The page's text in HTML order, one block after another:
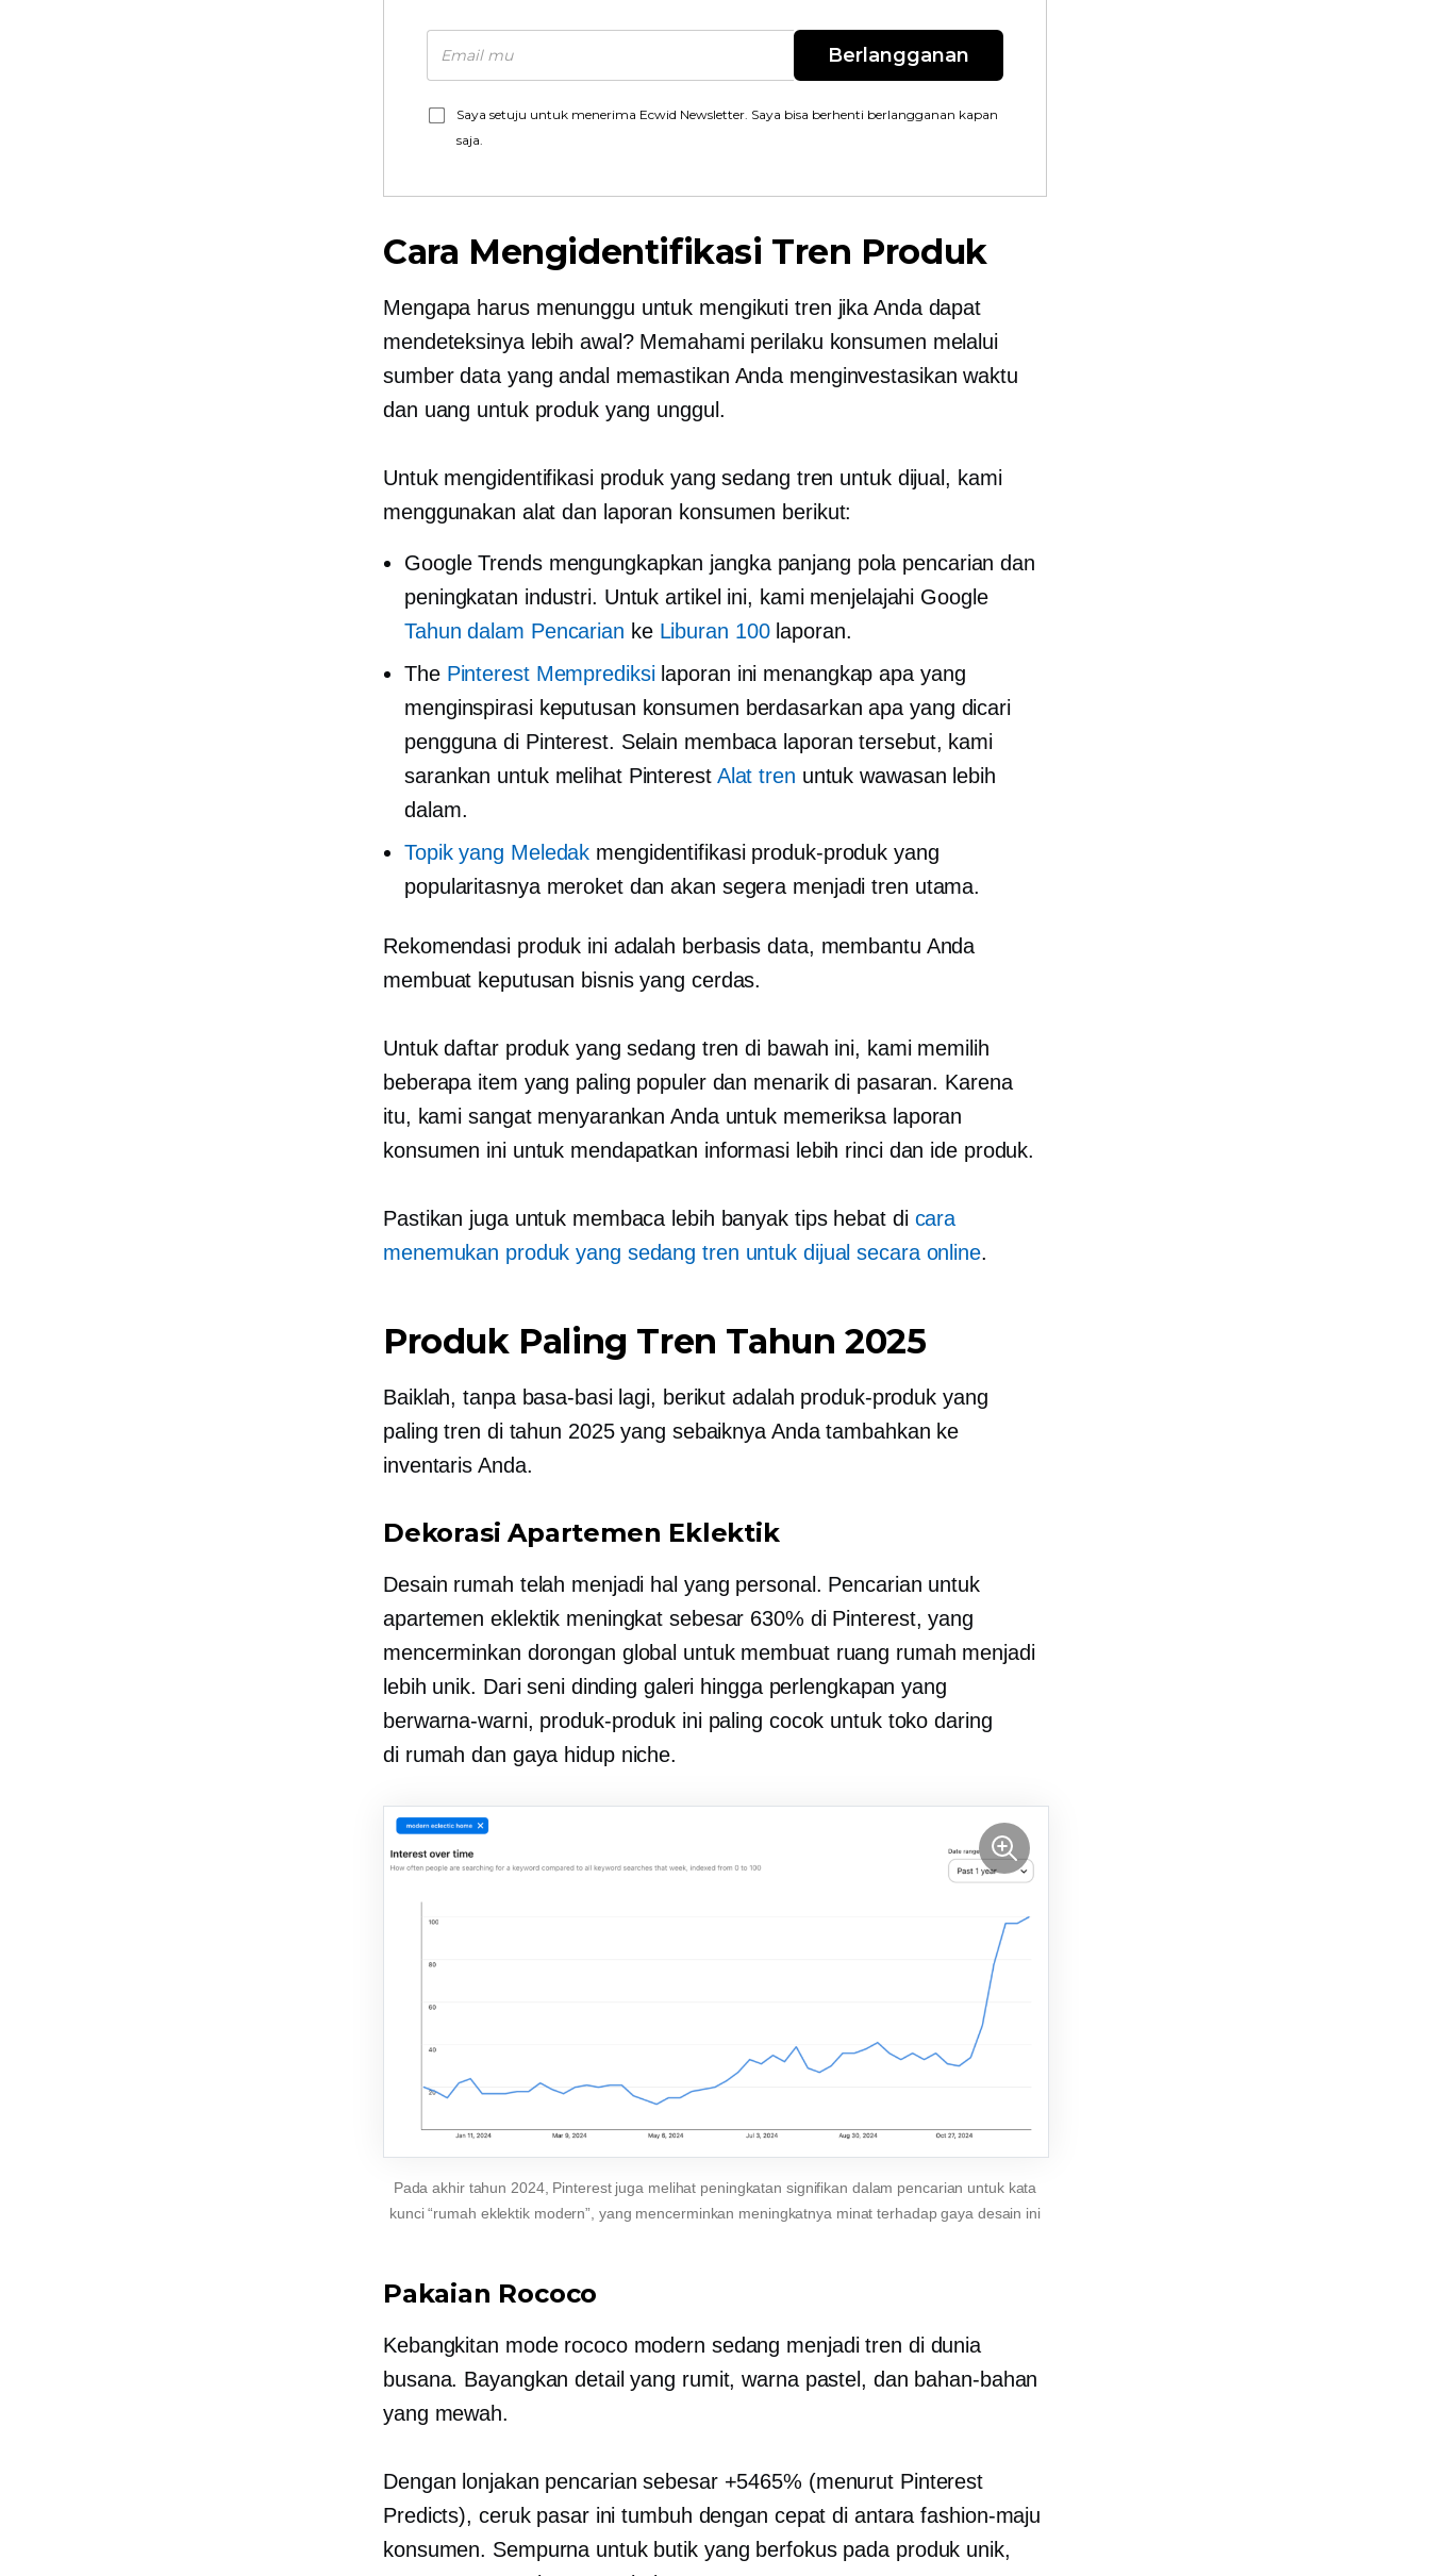
Berlangganan
Saya setuju untuk menerima Ecwid Newsletter. Saya bisa berhenti berlangganan kapan
saja.
Cara Mengidentifikasi Tren Produk
Mengapa harus menunggu untuk mengikuti tren jika Anda dapat
mendeteksinya lebih awal? Memahami perilaku konsumen melalui
sumber data yang andal memastikan Anda menginvestasikan waktu
dan uang untuk produk yang unggul.
Untuk mengidentifikasi produk yang sedang tren untuk dijual, kami
menggunakan alat dan laporan konsumen berikut:
Google Trends mengungkapkan jangka panjang pola pencarian dan
peningkatan industri. Untuk artikel ini, kami menjelajahi Google
Tahun dalam Pencarian ke Liburan 100laporan.
The Pinterest Memprediksi laporan ini menangkap apa yang
menginspirasi keputusan konsumen berdasarkan apa yang dicari
pengguna di Pinterest. Selain membaca laporan tersebut, kami
sarankan untuk melihat Pinterest Alat tren untuk wawasan lebih
dalam.
Topik yang Meledak mengidentifikasi produk-produk yang
popularitasnya meroket dan akan segera menjadi tren utama.
Rekomendasi produk ini adalah berbasis data, membantu Anda
membuat keputusan bisnis yang cerdas.
Untuk daftar produk yang sedang tren di bawah ini, kami memilih
beberapa item yang paling populer dan menarik di pasaran. Karena
itu, kami sangat menyarankan Anda untuk memeriksa laporan
konsumen ini untuk mendapatkan informasi lebih rinci dan ide produk.
Pastikan juga untuk membaca lebih banyak tips hebat di cara
menemukan produk yang sedang tren untuk dijual secara online.
Produk Paling Tren Tahun 2025
Baiklah, tanpa basa-basi lagi, berikut adalah produk-produk yang
paling tren di tahun 2025 yang sebaiknya Anda tambahkan ke
inventaris Anda.
Dekorasi Apartemen Eklektik
Desain rumah telah menjadi hal yang personal. Pencarian untuk
apartemen eklektik meningkat sebesar 630% di Pinterest, yang
mencerminkan dorongan global untuk membuat ruang rumah menjadi
lebih unik. Dari seni dinding galeri hingga perlengkapan yang
berwarna-warni, produk-produk ini paling cocok untuk toko daring
di rumah dan gaya hidupniche.
Pada akhir tahun 2024, Pinterest juga melihat peningkatan signifikan dalam pencarian untuk kata
kunci “rumah eklektik modern”, yang mencerminkan meningkatnya minat terhadap gaya desain ini
Pakaian Rococo
Kebangkitan mode rococo modern sedang menjadi tren di dunia
busana. Bayangkan detail yang rumit, warna pastel, dan bahan-bahan
yang mewah.
Dengan lonjakan pencarian sebesar +5465% (menurut Pinterest
Predicts), ceruk pasar ini tumbuh dengan cepat di antarafashion-maju
konsumen. Sempurna untuk butik yang berfokus pada produk unik,